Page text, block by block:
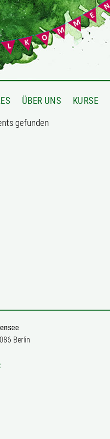
ÜBER UNS KURSE
gefunden
Berlin